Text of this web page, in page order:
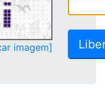
imagem]